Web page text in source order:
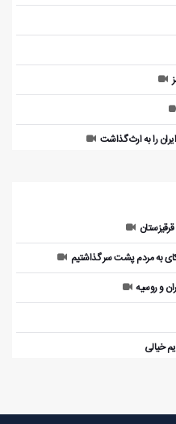
را به ارث گذاشت
به مردم پشت سر گذاشتیم
و روسیه
خیالی